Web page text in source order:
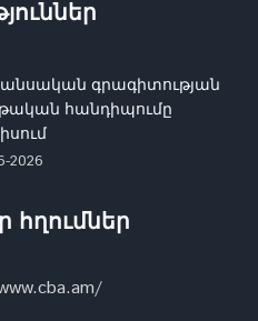
գրագիտության
հանդիպումը
2026